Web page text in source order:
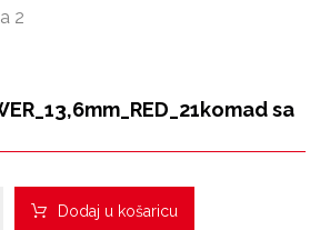
sa
Dodaj u košaricu